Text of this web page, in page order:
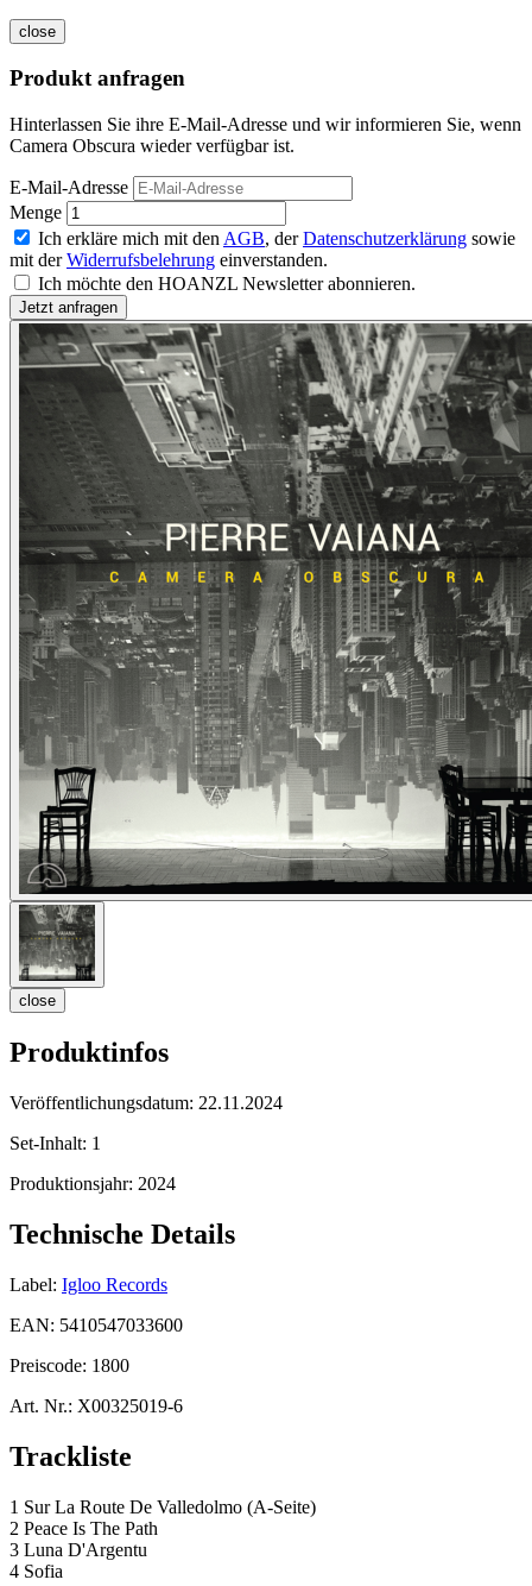
close
Produkt anfragen
Hinterlassen Sie ihre E-Mail-Adresse und wir informieren Sie, wenn
Camera Obscura wieder verfügbar ist.
E-Mail-Adresse
Menge
Ich erkläre mich mit den AGB, derDatenschutzerklärung sowie
mit derWiderrufsbelehrung einverstanden.
Ich möchte den HOANZL Newsletter abonnieren.
close
Produktinfos
Veröffentlichungsdatum: 22.11.2024
Set-Inhalt: 1
Produktionsjahr: 2024
Technische Details
Label: Igloo Records
EAN: 5410547033600
Preiscode: 1800
Art. Nr.: X00325019-6
Trackliste
1 Sur La Route De Valledolmo (A-Seite)
2 Peace Is The Path
3 Luna D'Argentu
4 Sofia